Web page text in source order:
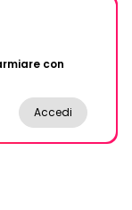
con
Accedi